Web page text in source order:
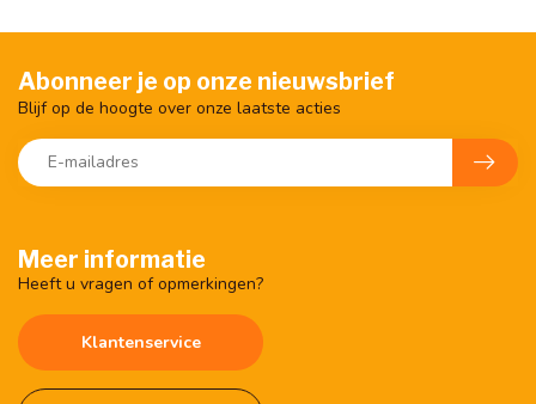
Meer informatie
Heeft u vragen of opmerkingen?
Klantenservice
Abonneer je op onze nieuwsbrief
Blijf op de hoogte over onze laatste acties